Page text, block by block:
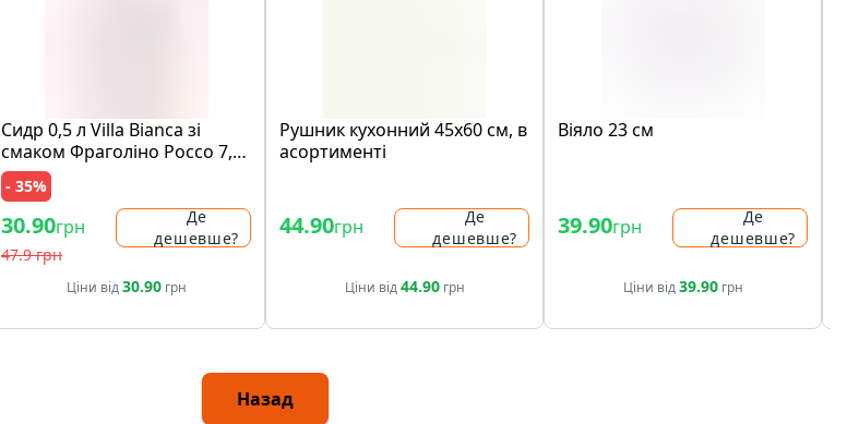
Сидр 0,5 л Villa Bianca зі
смаком Фраголіно Россо 7,0-
8,5%
- 35%
30.90грн
47.9 грн
Де
дешевше?
Ціни від30.90грн
Рушник кухонний 45х60 cм, в
асортименті
44.90грн
Де
дешевше?
Ціни від44.90грн
Вiяло 23 cм
39.90грн
Де
дешевше?
Ціни від39.90грн
Назад